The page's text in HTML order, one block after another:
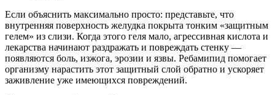
Если объяснить максимально просто: представьте, что
внутренняя поверхность желудка покрыта тонким «защитным
гелем» из слизи. Когда этого геля мало, агрессивная кислота и
лекарства начинают раздражать и повреждать стенку —
появляются боль, изжога, эрозии и язвы. Ребамипид помогает
организму нарастить этот защитный слой обратно и ускоряет
заживление уже имеющихся повреждений.